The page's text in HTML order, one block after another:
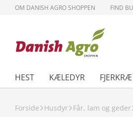
OM DANISH AGRO SHOPPEN FIND
HEST KÆLEDYR FJERKRÆ
Forside Husdyr Får, lam og geder